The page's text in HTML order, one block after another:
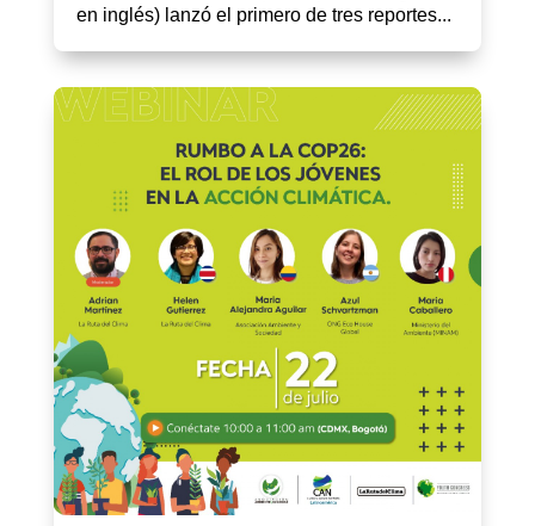
en inglés) lanzó el primero de tres reportes...